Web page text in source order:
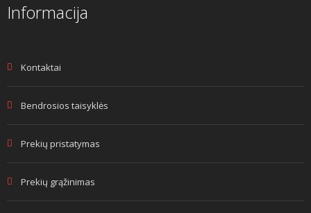
Informacija
Kontaktai
Bendrosios taisyklės
Prekių pristatymas
Prekių grąžinimas